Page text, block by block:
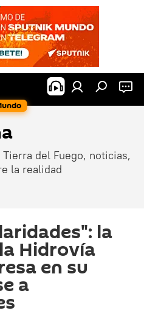
del Fuego, noticias,
la realidad
la
Hidrovía
en su
a